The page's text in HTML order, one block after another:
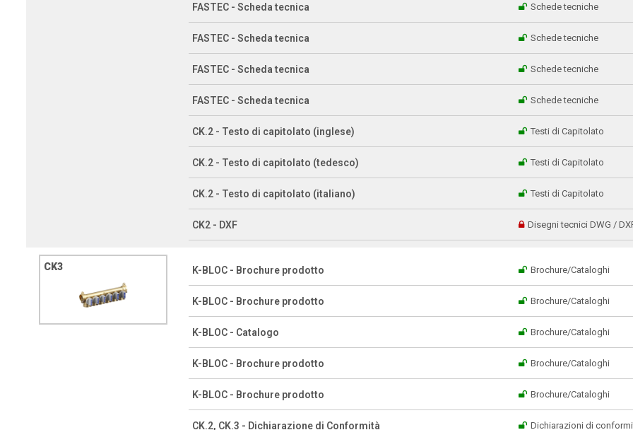
FASTEC - Scheda tecnica Schede tecniche
FASTEC - Scheda tecnica Schede tecniche
FASTEC - Scheda tecnica Schede tecniche
FASTEC - Scheda tecnica Schede tecniche
CK.2 - Testo di capitolato (inglese) Testi di Capitolato
CK.2 - Testo di capitolato (tedesco) Testi di Capitolato
CK.2 - Testo di capitolato (italiano) Testi di Capitolato
CK2 - DXF Disegni tecnici DWG /
CK3 K-BLOC - Brochure prodotto Brochure/Cataloghi
K-BLOC - Brochure prodotto Brochure/Cataloghi
K-BLOC - Catalogo Brochure/Cataloghi
K-BLOC - Brochure prodotto Brochure/Cataloghi
K-BLOC - Brochure prodotto Brochure/Cataloghi
CK.2, CK.3 - Dichiarazione di Conformità Dichiarazioni di